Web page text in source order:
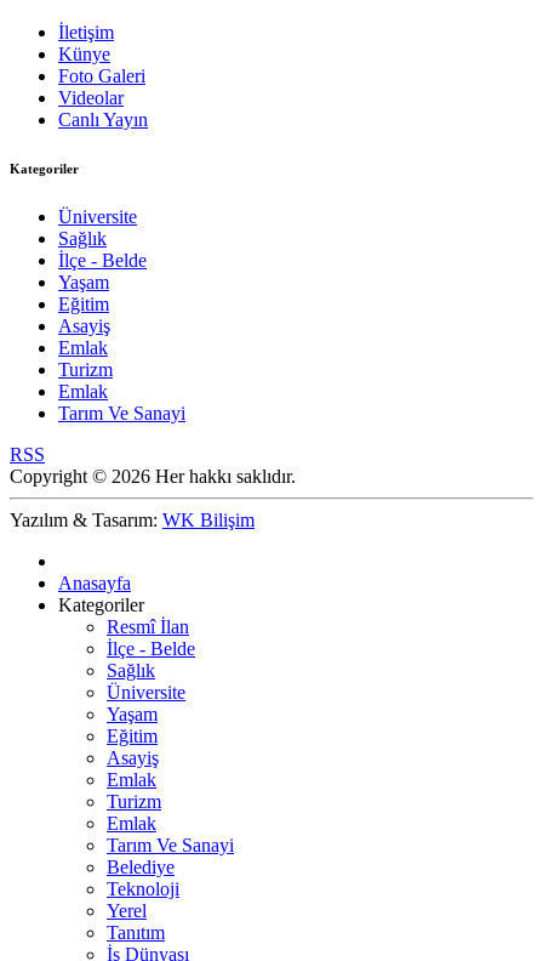
İletişim
Künye
Foto Galeri
Videolar
Canlı Yayın
Kategoriler
Üniversite
Sağlık
İlçe - Belde
Yaşam
Eğitim
Asayiş
Emlak
Turizm
Emlak
Tarım Ve Sanayi
RSS
Copyright © 2026 Her hakkı saklıdır.
Yazılım & Tasarım: WK Bilişim
Anasayfa
Kategoriler
Resmî İlan
İlçe - Belde
Sağlık
Üniversite
Yaşam
Eğitim
Asayiş
Emlak
Turizm
Emlak
Tarım Ve Sanayi
Belediye
Teknoloji
Yerel
Tanıtım
İş Dünyası